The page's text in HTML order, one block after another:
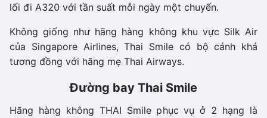
lối đi A320 với tần suất mỗi ngày một chuyến.
Không giống như hãng hàng không khu vực Silk Air
của Singapore Airlines, Thai Smile có bộ cánh khá
tương đồng với hãng mẹ Thai Airways.
Đường bay Thai Smile
Hãng hàng không THAI Smile phục vụ ở 2 hạng là